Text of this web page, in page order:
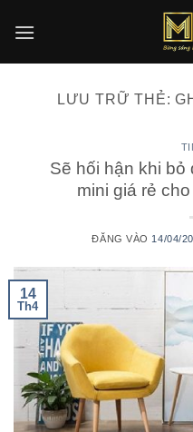
qua
LƯU TRỮ THẺ:
Sẽ hối hận khi bỏ
mini giá rẻ
ĐĂNG VÀO 14/04/
14
Th4